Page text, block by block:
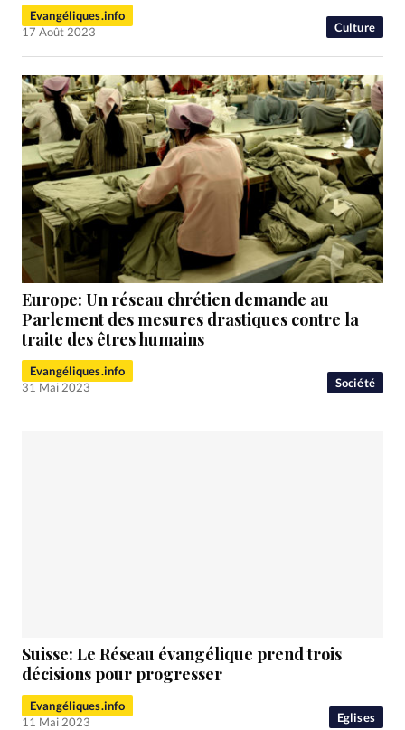
Culture
Evangéliques.info
17 Août 2023
Société
Europe: Un réseau chrétien demande au
Parlement des mesures drastiques contre la
traite des êtres humains
Evangéliques.info
31 Mai 2023
Eglises
Suisse: Le Réseau évangélique prend trois
décisions pour progresser
Evangéliques.info
11 Mai 2023